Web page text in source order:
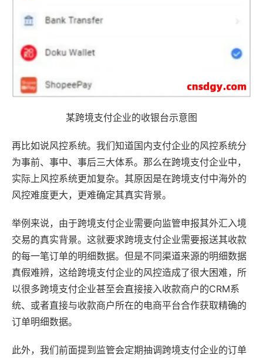
某跨境支付企业的收银台示意图
再比如说风控系统。我们知道国内支付企业的风控系统分
为事前、事中、事后三大体系。那么在跨境支付企业中，
实际上风控系统更加复杂。其原因是在跨境支付中海外的
风控难度更大，更难确定其真实背景。
举例来说，由于跨境支付企业需要向监管申报其外汇入境
交易的真实背景。这就要求跨境支付企业需要报送其收款
的每一笔订单的明细数据。但是不同渠道来源的明细数据
真假难辨，这给跨境支付企业的风控造成了很大困难，所
以很多跨境支付企业甚至会直接接入收款商户的CRM系
统、或者直接与收款商户所在的电商平台合作获取精确的
订单明细数据。
此外，我们前面提到监管会定期抽调跨境支付企业的订单